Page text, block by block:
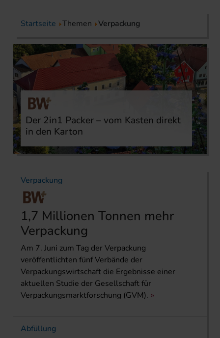
Startseite Themen Verpackung
Der 2in1 Packer – vom Kasten direkt
in den Karton
Verpackung
1,7 Millionen Tonnen mehr
Verpackung
Am 7. Juni zum Tag der Verpackung
veröffentlichten fünf Verbände der
Verpackungswirtschaft die Ergebnisse einer
aktuellen Studie der Gesellschaft für
Verpackungsmarktforschung (GVM).
Abfüllung